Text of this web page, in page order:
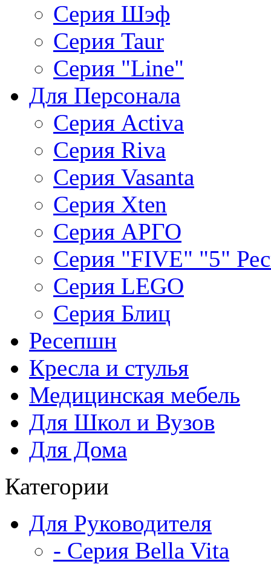
Серия Шэф
Серия Taur
Серия "Line"
Для Персонала
Серия Activa
Серия Riva
Серия Vasanta
Серия Xten
Серия АРГО
Серия "FIVE" "5"
Серия LEGO
Серия Блиц
Ресепшн
Кресла и стулья
Медицинская мебель
Для Школ и Вузов
Для Дома
Категории
Для Руководителя
- Серия Bella Vita